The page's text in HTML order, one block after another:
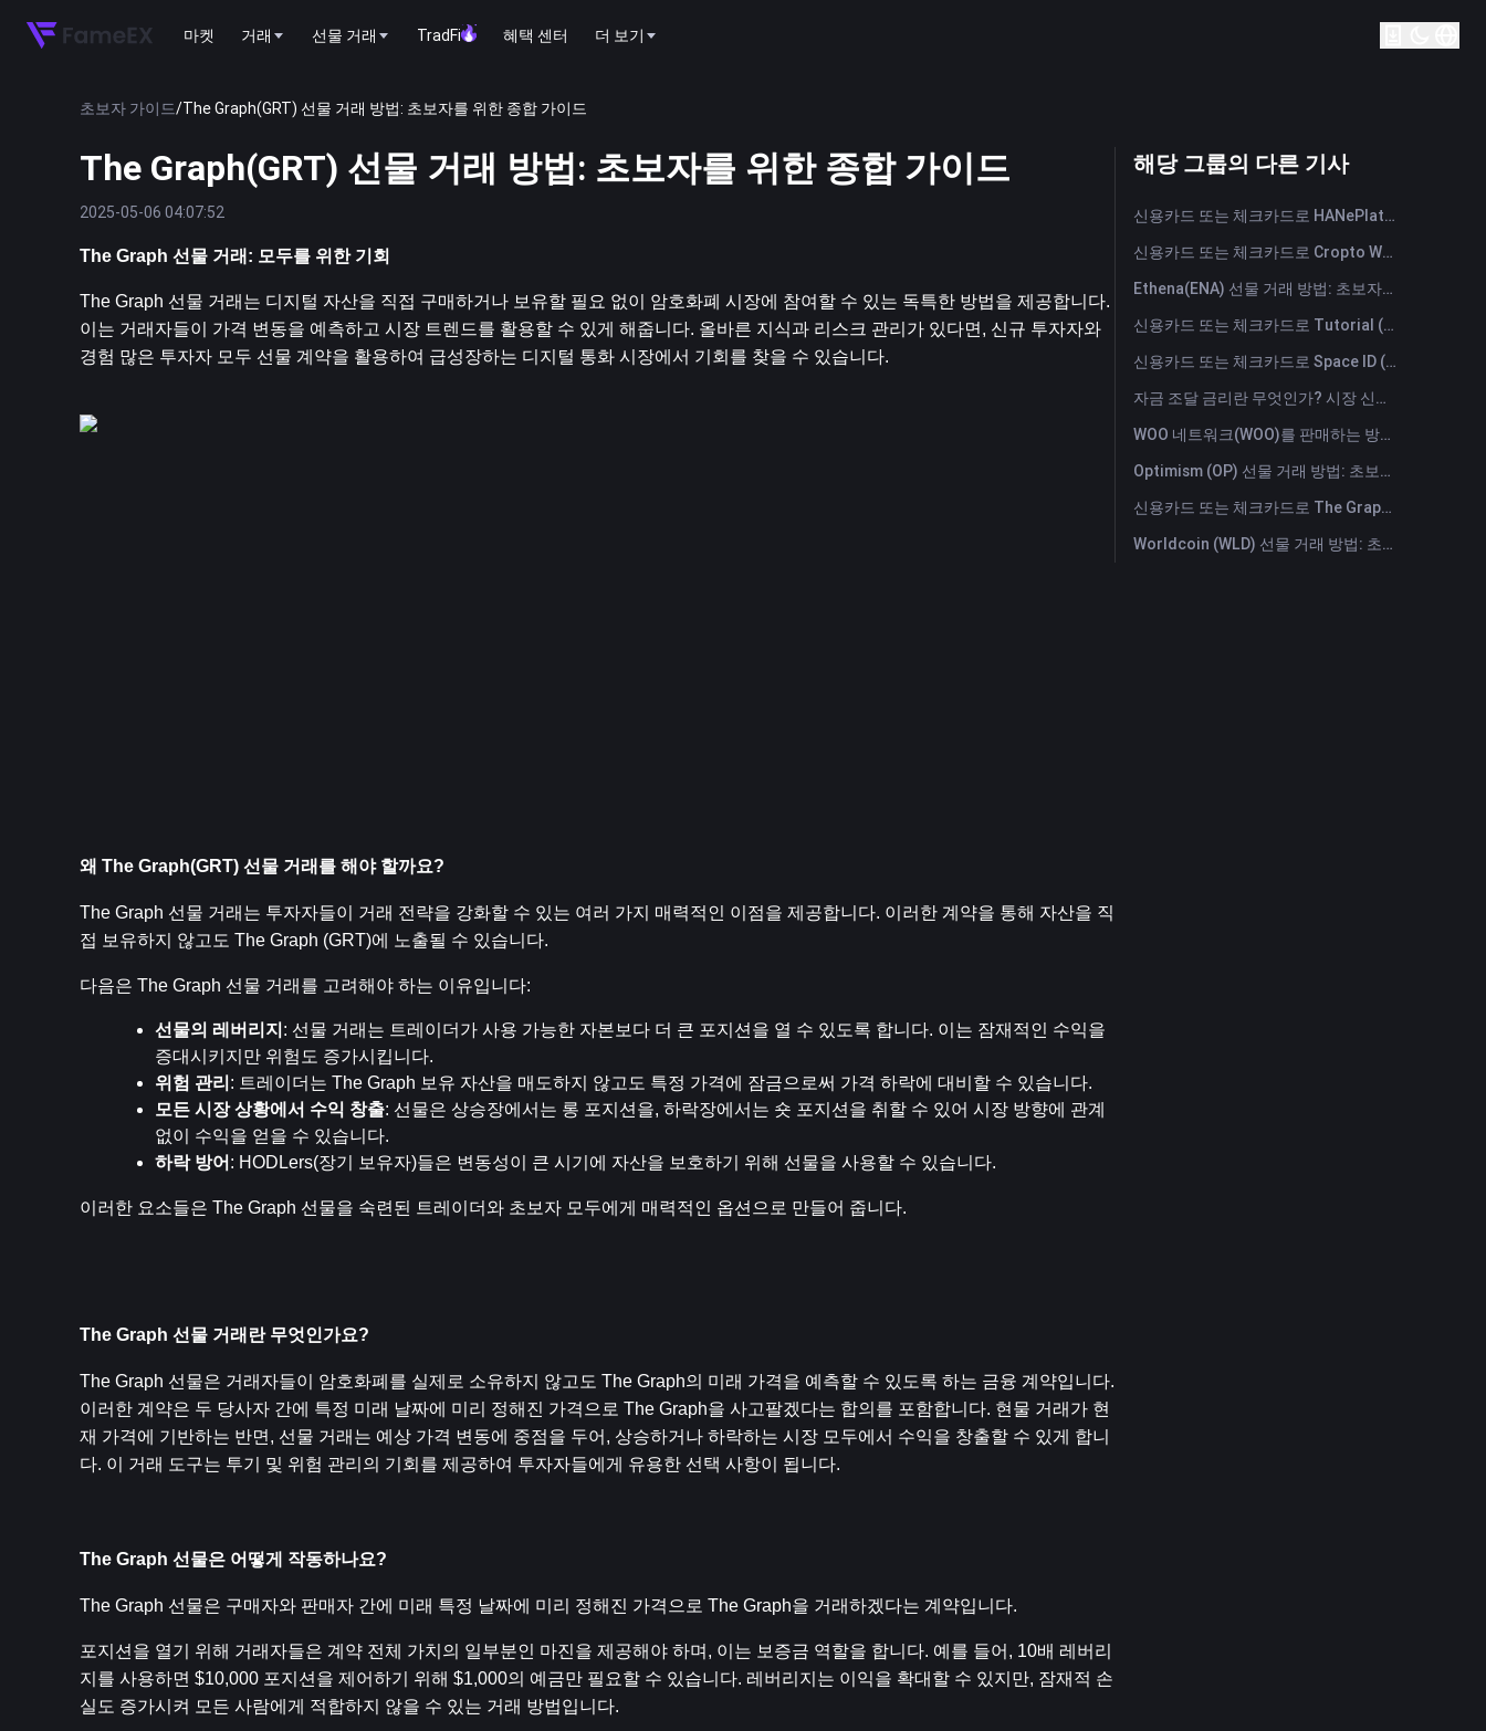
마켓 거래 선물 거래 TradFi 혜택 센터 더 보기
초보자 가이드/The Graph(GRT) 선물 거래 방법: 초보자를 위한 종합 가이드
The Graph(GRT) 선물 거래 방법: 초보자를 위한 종합 가이드
2025-05-06 04:07:52
The Graph 선물 거래: 모두를 위한 기회
The Graph 선물 거래는 디지털 자산을 직접 구매하거나 보유할 필요 없이 암호화폐 시장에 참여할 수 있는 독특한 방법을 제공합니다.
이는 거래자들이 가격 변동을 예측하고 시장 트렌드를 활용할 수 있게 해줍니다. 올바른 지식과 리스크 관리가 있다면, 신규 투자자와
경험 많은 투자자 모두 선물 계약을 활용하여 급성장하는 디지털 통화 시장에서 기회를 찾을 수 있습니다.
왜 The Graph(GRT) 선물 거래를 해야 할까요?
The Graph 선물 거래는 투자자들이 거래 전략을 강화할 수 있는 여러 가지 매력적인 이점을 제공합니다. 이러한 계약을 통해 자산을 직
접 보유하지 않고도 The Graph (GRT)에 노출될 수 있습니다.
다음은 The Graph 선물 거래를 고려해야 하는 이유입니다:
선물의 레버리지 : 선물 거래는 트레이더가 사용 가능한 자본보다 더 큰 포지션을 열 수 있도록 합니다. 이는 잠재적인 수익을
증대시키지만 위험도 증가시킵니다.
위험 관리 : 트레이더는 The Graph 보유 자산을 매도하지 않고도 특정 가격에 잠금으로써 가격 하락에 대비할 수 있습니다.
모든 시장 상황에서 수익 창출: 선물은 상승장에서는 롱 포지션을, 하락장에서는 숏 포지션을 취할 수 있어 시장 방향에 관계
없이 수익을 얻을 수 있습니다.
하락 방어 : HODLers(장기 보유자)들은 변동성이 큰 시기에 자산을 보호하기 위해 선물을 사용할 수 있습니다.
이러한 요소들은 The Graph 선물을 숙련된 트레이더와 초보자 모두에게 매력적인 옵션으로 만들어 줍니다.
The Graph 선물 거래란 무엇인가요?
The Graph 선물은 거래자들이 암호화폐를 실제로 소유하지 않고도 The Graph의 미래 가격을 예측할 수 있도록 하는 금융 계약입니다.
이러한 계약은 두 당사자 간에 특정 미래 날짜에 미리 정해진 가격으로 The Graph을 사고팔겠다는 합의를 포함합니다. 현물 거래가 현
재 가격에 기반하는 반면, 선물 거래는 예상 가격 변동에 중점을 두어, 상승하거나 하락하는 시장 모두에서 수익을 창출할 수 있게 합니
다. 이 거래 도구는 투기 및 위험 관리의 기회를 제공하여 투자자들에게 유용한 선택 사항이 됩니다.
The Graph 선물은 어떻게 작동하나요?
The Graph 선물은 구매자와 판매자 간에 미래 특정 날짜에 미리 정해진 가격으로 The Graph을 거래하겠다는 계약입니다.
포지션을 열기 위해 거래자들은 계약 전체 가치의 일부분인 마진을 제공해야 하며, 이는 보증금 역할을 합니다. 예를 들어, 10배 레버리
지를 사용하면 $10,000 포지션을 제어하기 위해 $1,000의 예금만 필요할 수 있습니다. 레버리지는 이익을 확대할 수 있지만, 잠재적 손
실도 증가시켜 모든 사람에게 적합하지 않을 수 있는 거래 방법입니다.
해당 그룹의 다른 기사
신용카드 또는 체크카드로 HANePlatform (HANEP) 즉시 구매
신용카드 또는 체크카드로 Cropto Wheat Token (CROW) 즉시 구매
Ethena(ENA) 선물 거래 방법: 초보자를 위한 종합 가이드
신용카드 또는 체크카드로 Tutorial (TUT) 즉시 구매
신용카드 또는 체크카드로 Space ID (ID) 즉시 구매
자금 조달 금리란 무엇인가? 시장 신호와 자금 조달 금리의 일반적인 오용 사례 이해하기
WOO 네트워크(WOO)를 판매하는 방법은? | FameEX
Optimism (OP) 선물 거래 방법: 초보자를 위한 종합 가이드
신용카드 또는 체크카드로 The Graph (GRT) 즉시 구매
Worldcoin (WLD) 선물 거래 방법: 초보자를 위한 종합 가이드